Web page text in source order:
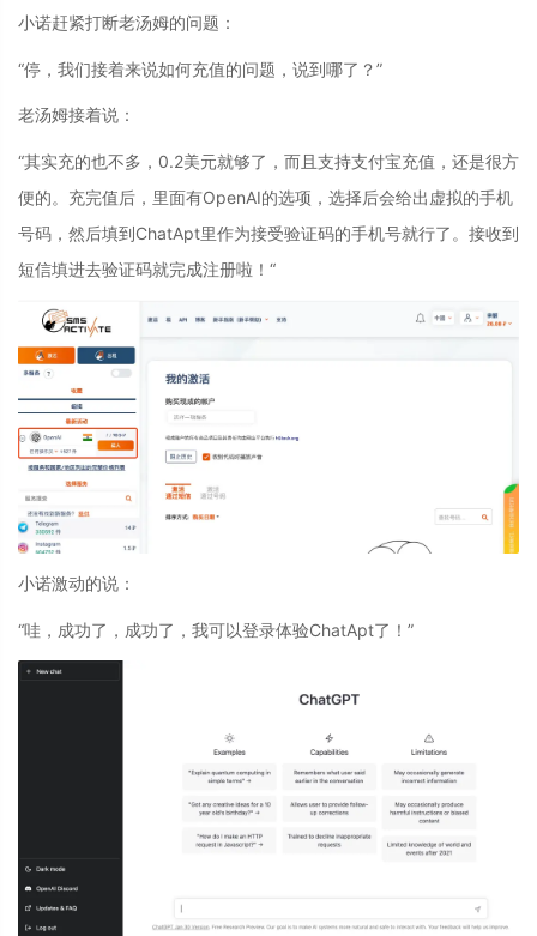
小诺赶紧打断老汤姆的问题：
“停，我们接着来说如何充值的问题，说到哪了？”
老汤姆接着说：
“其实充的也不多，0.2美元就够了，而且支持支付宝充值，还是很方
便的。充完值后，里面有OpenAI的选项，选择后会给出虚拟的手机
号码，然后填到ChatApt里作为接受验证码的手机号就行了。接收到
短信填进去验证码就完成注册啦！“
小诺激动的说：
“哇，成功了，成功了，我可以登录体验ChatApt了！”